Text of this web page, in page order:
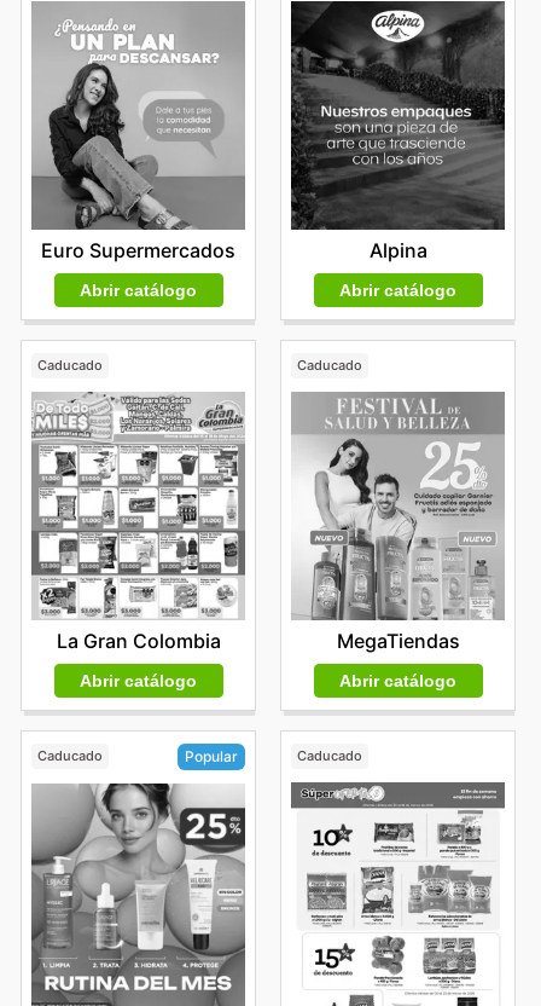
Euro Supermercados
Abrir catálogo
Alpina
Abrir catálogo
Caducado
La Gran Colombia
Abrir catálogo
Caducado
MegaTiendas
Abrir catálogo
Caducado Popular Caducado